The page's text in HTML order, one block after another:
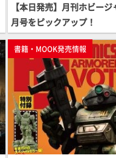
【本日発売】月刊ホビー
月号をピックアップ！
書籍・MOOK発売情報